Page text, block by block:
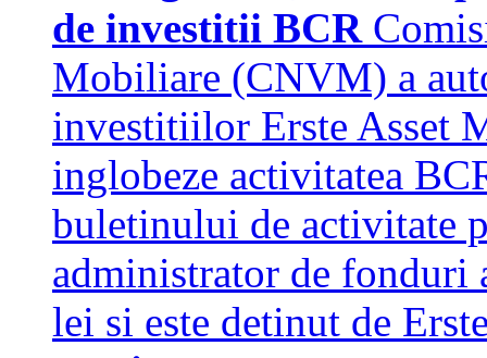
de investitii BCR
Mobiliare (CNVM) a
investitiilor Erste Asset
inglobeze activitatea
buletinului de activitate
administrator de fonduri
lei si este detinut de